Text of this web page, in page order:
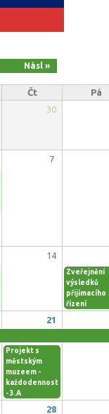
Násl »
Čt
Pá
30
7
14
Zveřejnění
výsledků
přijímacího
řízení
21
Projekt s
městským
muzeem -
každodennost
- 3.A
28